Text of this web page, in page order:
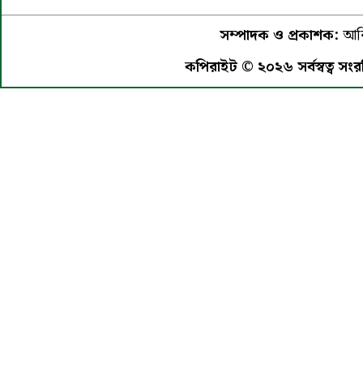
সম্পাদক ও প্রকাশক:
কপিরাইট © ২০২৬ সর্বস্বত্ব